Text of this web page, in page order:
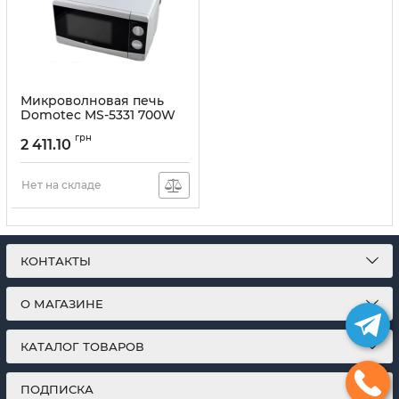
Микроволновая печь
Domotec MS-5331 700W
Микроволновка Белая
Артикул: 1848797
2 411.10 грн
Нет на складе
КОНТАКТЫ
О МАГАЗИНЕ
КАТАЛОГ ТОВАРОВ
ПОДПИСКА